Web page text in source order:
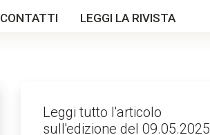
CONTATTI LEGGI LA RIVISTA
Leggi tutto l'articolo
sull'edizione del 09.05.2025